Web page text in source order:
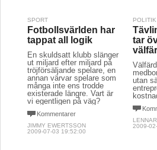
SPORT
Fotbollsvärlden har
tappat all logik
En skuldsatt klubb slänger
ut miljard efter miljard på
tröjförsäljande spelare, en
annan värvar spelare som
många inte ens trodde
existerade längre. Vart är
vi egentligen på väg?
Kommentarer
JIMMY EWERTSSON
2009-07-03 19:52:00
tar
utan
2009-